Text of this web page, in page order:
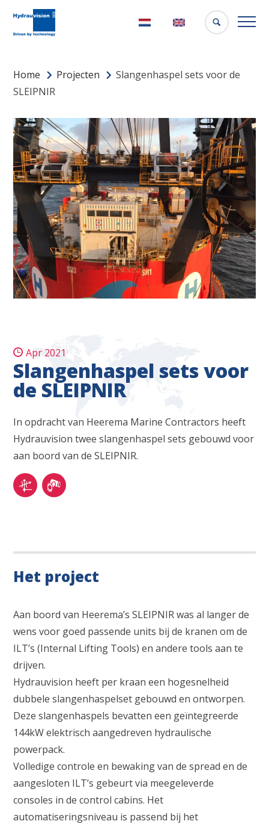
NederlandsEnglish
Home Projecten
Slangenhaspel sets voor de
SLEIPNIR
Apr 2021
Slangenhaspel sets voor
de SLEIPNIR
In opdracht van Heerema Marine Contractors heeft
Hydrauvision twee slangenhaspel sets gebouwd voor
aan boord van de SLEIPNIR.
Het project
Aan boord van Heerema’s SLEIPNIR was al langer de
wens voor goed passende units bij de kranen om de
ILT’s (Internal Lifting Tools) en andere tools aan te
drijven.
Hydrauvision heeft per kraan een hogesnelheid
dubbele slangenhaspelset gebouwd en ontworpen.
Deze slangenhaspels bevatten een geïntegreerde
144kW elektrisch aangedreven hydraulische
powerpack.
Volledige controle en bewaking van de spread en de
aangesloten ILT’s gebeurt via meegeleverde
consoles in de control cabins. Het
automatiseringsniveau is passend bij het